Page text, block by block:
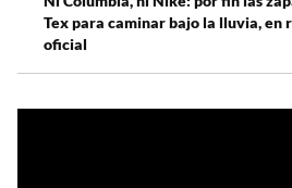
Tex para caminar bajo la lluvia, en
oficial